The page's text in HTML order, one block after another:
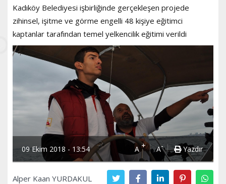
Kadıköy Belediyesi işbirliğinde gerçekleşen projede
zihinsel, işitme ve görme engelli 48 kişiye eğitimci
kaptanlar tarafından temel yelkencilik eğitimi verildi
09 Ekim 2018 - 13:54 A + A- Yazdır
Alper Kaan YURDAKUL